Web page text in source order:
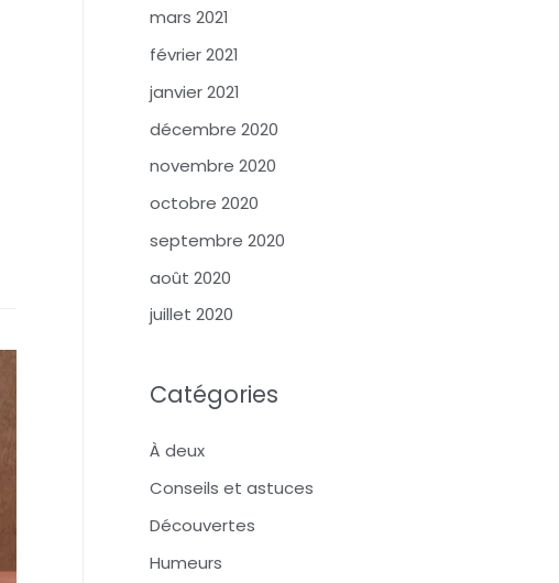
mars 2021
février 2021
janvier 2021
décembre 2020
novembre 2020
octobre 2020
septembre 2020
août 2020
juillet 2020
Catégories
À deux
Conseils et astuces
Découvertes
Humeurs